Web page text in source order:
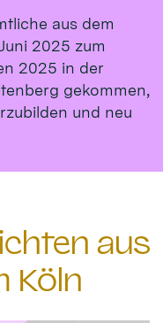
aus dem
2025 zum
2025 in der
gekommen,
und neu
aus
Köln